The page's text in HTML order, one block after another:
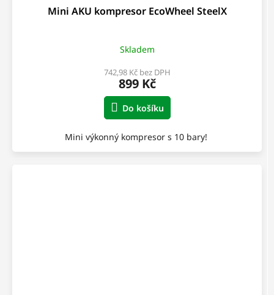
Mini AKU kompresor EcoWheel SteelX
Skladem
742,98 Kč bez DPH
899 Kč
Do košíku
Mini výkonný kompresor s 10 bary!